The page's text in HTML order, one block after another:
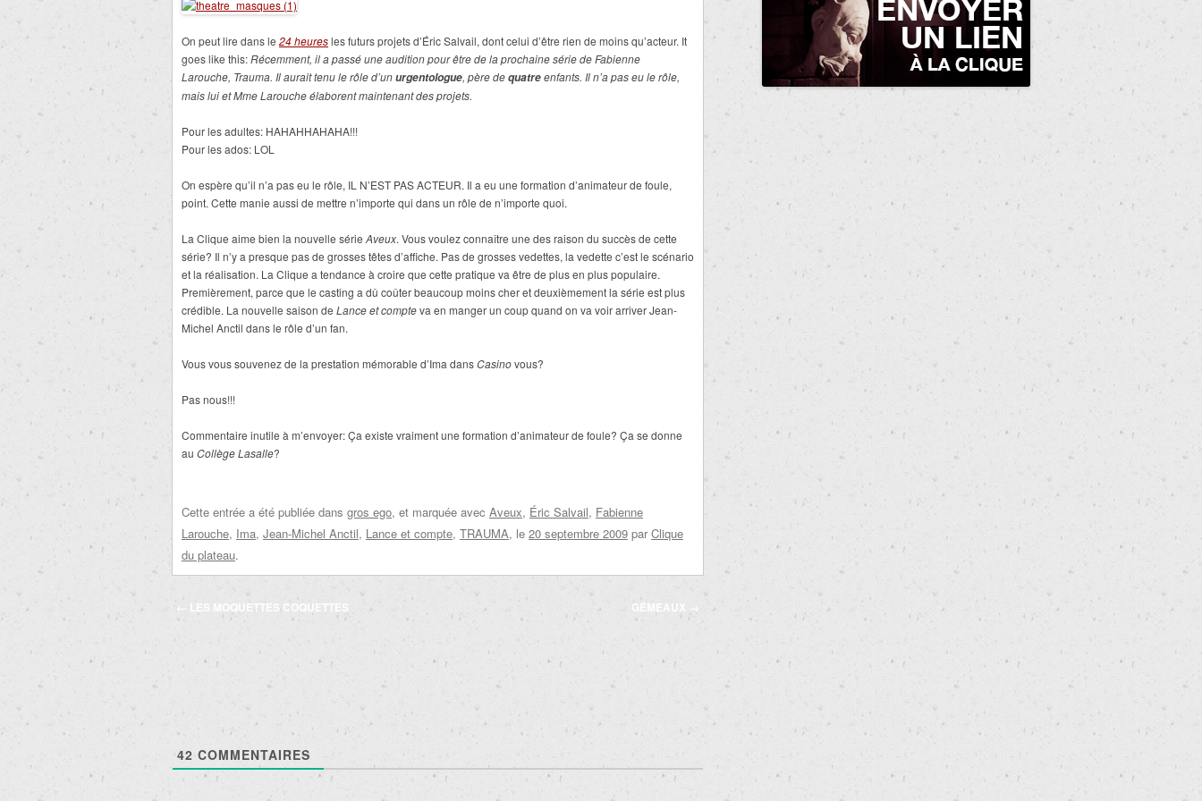
On peut lire dans le 24 heuresles futurs projets d’Éric Salvail, dont celui d’être rien de moins qu’acteur. It
goes like this:Récemment, il a passé une audition pour être de la prochaine série de Fabienne
Larouche, Trauma. Il aurait tenu le rôle d’unurgentologue, père dequatreenfants. Il n’a pas eu le rôle,
mais lui et Mme Larouche élaborent maintenant des projets.
Pour les adultes: HAHAHHAHAHA!!!
Pour les ados: LOL
On espère qu’il n’a pas eu le rôle, IL N’EST PAS ACTEUR. Il a eu une formation d’animateur de foule,
point. Cette manie aussi de mettre n’importe qui dans un rôle de n’importe quoi.
La Clique aime bien la nouvelle série Aveux. Vous voulez connaître une des raison du succès de cette
série? Il n’y a presque pas de grosses têtes d’affiche. Pas de grosses vedettes, la vedette c’est le scénario
et la réalisation. La Clique a tendance à croire que cette pratique va être de plus en plus populaire.
Premièrement, parce que le casting a dû coûter beaucoup moins cher et deuxièmement la série est plus
crédible. La nouvelle saison de Lance et compteva en manger un coup quand on va voir arriver Jean-
Michel Anctil dans le rôle d’un fan.
Vous vous souvenez de la prestation mémorable d’Ima dansCasinovous?
Pas nous!!!
Commentaire inutile à m’envoyer: Ça existe vraiment une formation d’animateur de foule? Ça se donne
au Collège Lasalle?
Cette entrée a été publiée dans gros ego, et marquée avec Aveux, Éric Salvail, Fabienne
Larouche, Ima, Jean-Michel Anctil, Lance et compte, TRAUMA, le 20 septembre 2009 par Clique
du plateau.
Navigation
articles
← LES MOQUETTES COQUETTES GÉMEAUX →
42 COMMENTAIRES